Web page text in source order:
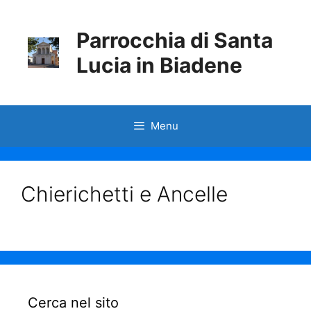
Parrocchia di Santa
Lucia in Biadene
Menu
Chierichetti e Ancelle
Cerca nel sito